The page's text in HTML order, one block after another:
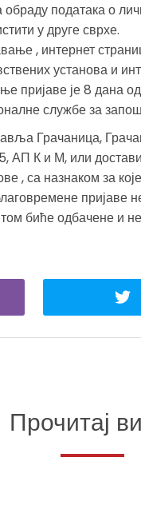
обраду података о
у друге сврхе.
, интернет
установа и
пријаве је 8 дана
службе за
Грачаница,
АП К и М, или
, са назнаком за
пријаве
биће одбачене и
Прочитај